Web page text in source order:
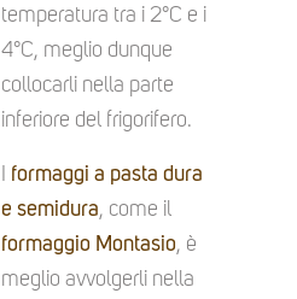
temperatura tra i 2°C e i
4°C, meglio dunque
collocarli nella parte
inferiore del frigorifero.
formaggi a pasta dura
e semidura, come il
formaggio Montasio, è
meglio avvolgerli nella